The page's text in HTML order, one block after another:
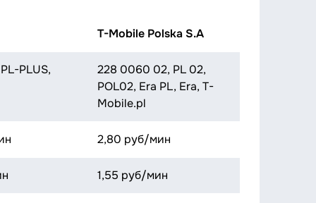
T-Mobile Polska S.A
PLUS,
228 0060 02, PL 02,
POL02, Era PL, Era, T-
Mobile.pl
2,80 руб/мин
1,55 руб/мин